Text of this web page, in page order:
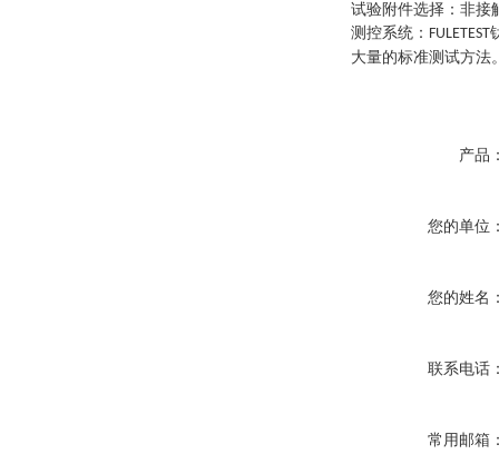
试验附件选择 ： 非接
测控系统 ： FULETEST
大量的标准测试方法
产品
您的单位
您的姓名
联系电话
常用邮箱